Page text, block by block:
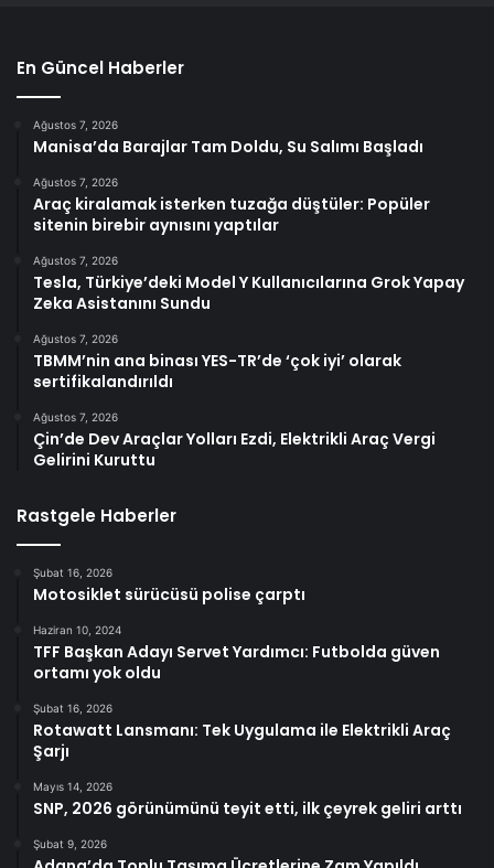
En Güncel Haberler
Ağustos 7, 2026
Manisa’da Barajlar Tam Doldu, Su Salımı Başladı
Ağustos 7, 2026
Araç kiralamak isterken tuzağa düştüler: Popüler
sitenin birebir aynısını yaptılar
Ağustos 7, 2026
Tesla, Türkiye’deki Model Y Kullanıcılarına Grok Yapay
Zeka Asistanını Sundu
Ağustos 7, 2026
TBMM’nin ana binası YES-TR’de ‘çok iyi’ olarak
sertifikalandırıldı
Ağustos 7, 2026
Çin’de Dev Araçlar Yolları Ezdi, Elektrikli Araç Vergi
Gelirini Kuruttu
Rastgele Haberler
Şubat 16, 2026
Motosiklet sürücüsü polise çarptı
Haziran 10, 2024
TFF Başkan Adayı Servet Yardımcı: Futbolda güven
ortamı yok oldu
Şubat 16, 2026
Rotawatt Lansmanı: Tek Uygulama ile Elektrikli Araç
Şarjı
Mayıs 14, 2026
SNP, 2026 görünümünü teyit etti, ilk çeyrek geliri arttı
Şubat 9, 2026